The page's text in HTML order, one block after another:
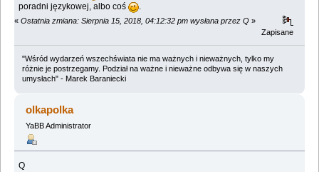
poradni językowej, albo coś
« Ostatnia zmiana: Sierpnia 15, 2018, 04:12:32 pm wysłana przez Q »
Zapisane
"Wśród wydarzeń wszechświata nie ma ważnych i nieważnych, tylko my
różnie je postrzegamy. Podział na ważne i nieważne odbywa się w naszych
umysłach" - Marek Baraniecki
olkapolka
YaBB Administrator
Q